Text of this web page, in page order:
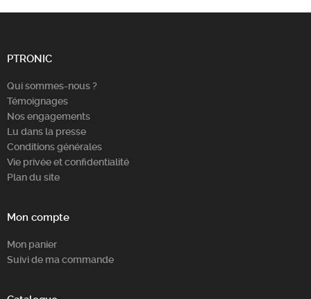
PTRONIC
Qui sommes-nous ?
Témoignages
Nos engagements
Lu dans la presse
Conditions générales
Vie privée et confidentialité
Plan du site
Mon compte
Mon panier
Suivi de ma commande